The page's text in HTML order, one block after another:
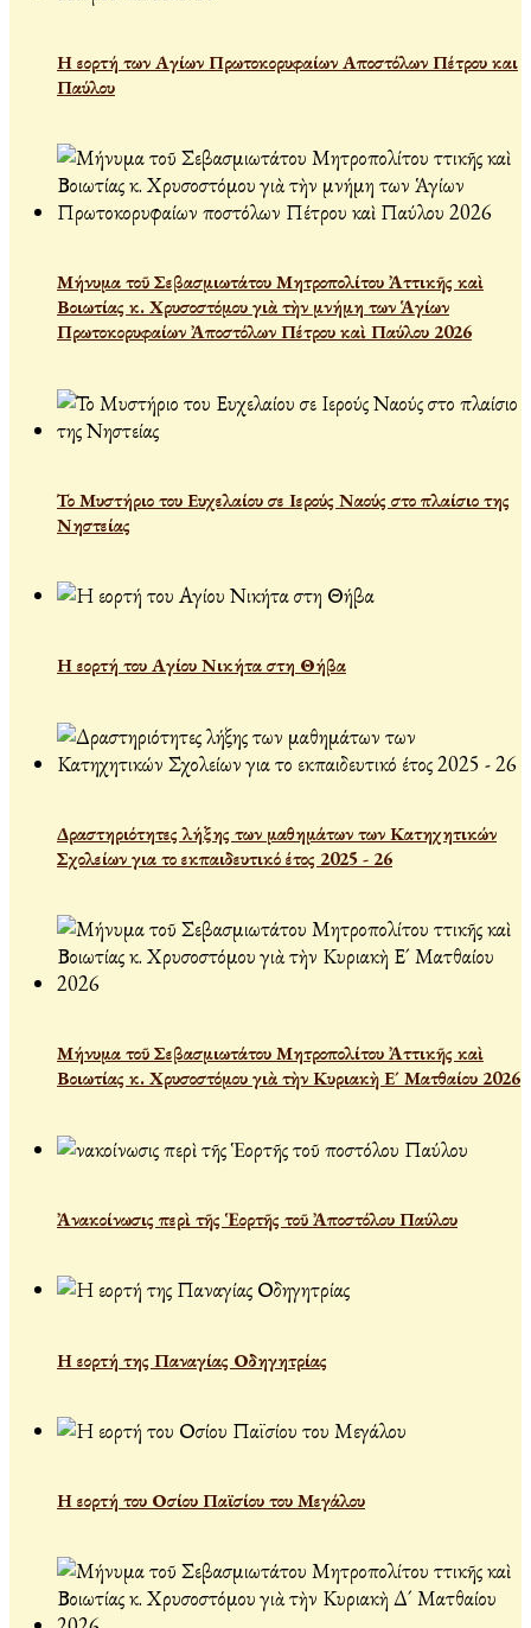
Η εορτή των Αγίων Πρωτοκορυφαίων Αποστόλων Πέτρου και
Παύλου
Μήνυμα τοῦ Σεβασμιωτάτου Μητροπολίτου Ἀττικῆς καὶ
Βοιωτίας κ. Χρυσοστόμου γιὰ τὴν μνήμη των Ἁγίων
Πρωτοκορυφαίων Ἀποστόλων Πέτρου καὶ Παύλου 2026
Το Μυστήριο του Ευχελαίου σε Ιερούς Ναούς στο πλαίσιο της
Νηστείας
Η εορτή του Αγίου Νικήτα στη Θήβα
Δραστηριότητες λήξης των μαθημάτων των Κατηχητικών
Σχολείων για το εκπαιδευτικό έτος 2025 - 26
Μήνυμα τοῦ Σεβασμιωτάτου Μητροπολίτου Ἀττικῆς καὶ
Βοιωτίας κ. Χρυσοστόμου γιὰ τὴν Κυριακὴ Ε´ Ματθαίου 2026
Ἀνακοίνωσις περὶ τῆς Ἑορτῆς τοῦ Ἀποστόλου Παύλου
Η εορτή της Παναγίας Οδηγητρίας
Η εορτή του Οσίου Παϊσίου του Μεγάλου